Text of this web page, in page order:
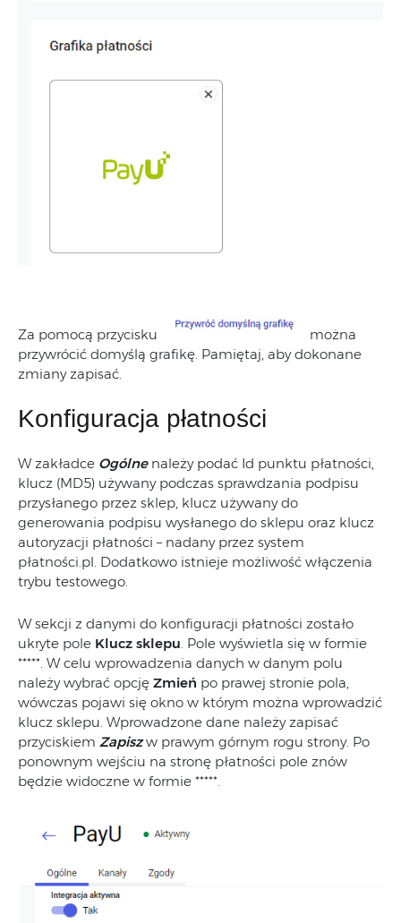
Za pomocą przycisku
można
przywrócić domyślą grafikę. Pamiętaj, aby dokonane
zmiany zapisać.
Konfiguracja płatności
W zakładce Ogólne należy podać Id punktu płatności,
klucz (MD5) używany podczas sprawdzania podpisu
przysłanego przez sklep, klucz używany do
generowania podpisu wysłanego do sklepu oraz klucz
autoryzacji płatności – nadany przez system
płatności.pl. Dodatkowo istnieje możliwość włączenia
trybu testowego.
W sekcji z danymi do konfiguracji płatności zostało
ukryte pole Klucz sklepu. Pole wyświetla się w formie
*****. W celu wprowadzenia danych w danym polu
należy wybrać opcję Zmień po prawej stronie pola,
wówczas pojawi się okno w którym można wprowadzić
klucz sklepu. Wprowadzone dane należy zapisać
przyciskiem Zapisz w prawym górnym rogu strony. Po
ponownym wejściu na stronę płatności pole znów
będzie widoczne w formie *****.